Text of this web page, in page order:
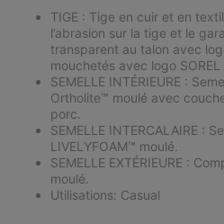
TIGE : Tige en cuir et en
l’abrasion sur la tige et le
transparent au talon avec
mouchetés avec logo SOREL
SEMELLE INTÉRIEURE :
Ortholite™ moulé avec
porc.
SEMELLE INTERCALAIRE :
LIVELYFOAM™ moulé.
SEMELLE EXTÉRIEURE :
moulé.
Utilisations: Casual